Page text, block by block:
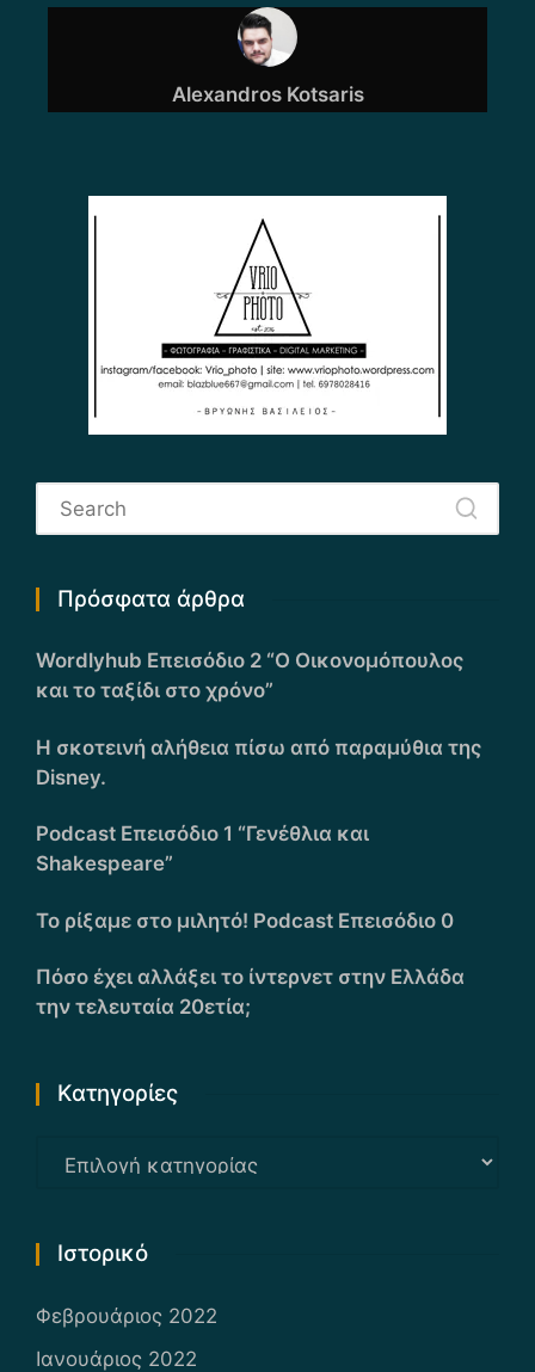
Alexandros Kotsaris
Πρόσφατα άρθρα
Wordlyhub Επεισόδιο 2 “Ο Οικονομόπουλος
και το ταξίδι στο χρόνο”
Η σκοτεινή αλήθεια πίσω από παραμύθια της
Disney.
Podcast Επεισόδιο 1 “Γενέθλια και
Shakespeare”
Το ρίξαμε στο μιλητό! Podcast Επεισόδιο 0
Πόσο έχει αλλάξει το ίντερνετ στην Ελλάδα
την τελευταία 20ετία;
Kατηγορίες
Kατηγορίες
Ιστορικό
Φεβρουάριος 2022
Ιανουάριος 2022